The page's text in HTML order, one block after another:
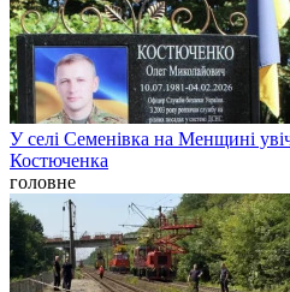
У селі Семенівка на Менщині
Костюченка
головне